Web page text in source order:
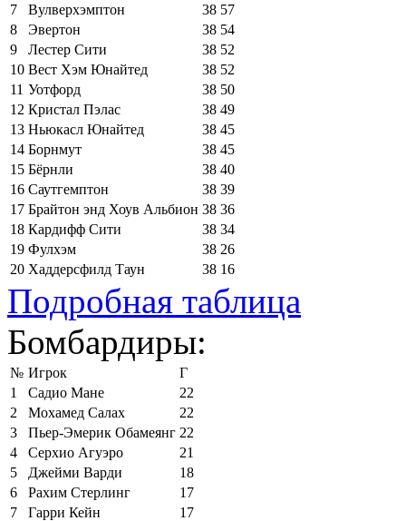
7
Вулверхэмптон 38 57
8
Эвертон 38 54
9
Лестер Сити 38 52
10 Вест Хэм Юнайтед 38 52
11 Уотфорд 38 50
12 Кристал Пэлас 38 49
13 Ньюкасл Юнайтед 38 45
14 Борнмут 38 45
15 Бёрнли 38 40
16 Саутгемптон 38 39
17 Брайтон энд Хоув Альбион 38 36
18 Кардифф Сити 38 34
19 Фулхэм 38 26
20 Хаддерсфилд Таун 38 16
Подробная таблица
Бомбардиры:
№ Игрок
Г
1
Садио Мане
22
2
Мохамед Салах
22
3
Пьер-Эмерик Обамеянг 22
4
Серхио Агуэро
21
5
Джейми Варди
18
6
Рахим Стерлинг
17
7
Гарри Кейн
17